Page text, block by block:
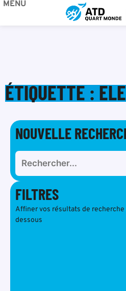
MENU
ÉTIQUETTE :
NOUVELLE
FILTRES
Affiner vos résultats de recherche
dessous